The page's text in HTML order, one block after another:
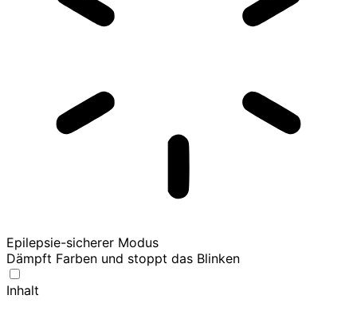
Epilepsie-sicherer Modus
Dämpft Farben und stoppt das Blinken
Inhalt